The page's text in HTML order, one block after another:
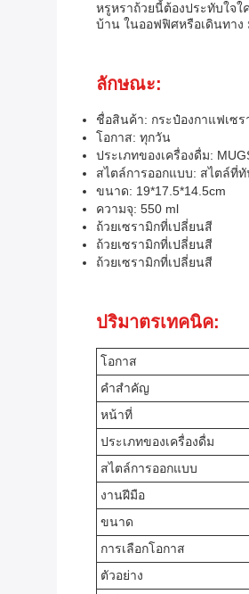
หรูหราถ้วยนี้ต้องประทับใจ
บ้าน ในออฟฟิศหรือเดินทา
ลักษณะ:
ชื่อสินค้า: กระป๋องกาแฟเซร
โอกาส: ทุกวัน
ประเภทของเครื่องดื่ม:
สไตล์การออกแบบ: สไตล์ที่
ขนาด: 19*17.5*14.5cm
ความจุ: 550 ml
ถ้วยเซรามิกที่เปลี่ยนสี
ถ้วยเซรามิกที่เปลี่ยนสี
ถ้วยเซรามิกที่เปลี่ยนสี
ปริมาตรเทคนิค:
โอกาส
คําสําคัญ
หน้าที่
ประเภทของเครื่องดื่ม
สไตล์การออกแบบ
งานฝีมือ
ขนาด
การเลือกโอกาส
ตัวอย่าง